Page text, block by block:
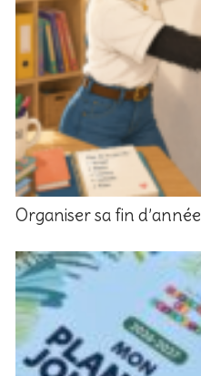
Organiser sa fin d’année